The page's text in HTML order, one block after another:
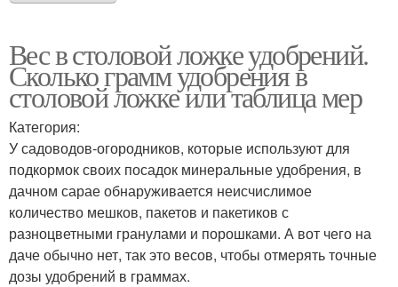
Вес в столовой ложке удобрений.
Сколько грамм удобрения в
столовой ложке или таблица мер
Категория:
У садоводов-огородников, которые используют для
подкормок своих посадок минеральные удобрения, в
дачном сарае обнаруживается неисчислимое
количество мешков, пакетов и пакетиков с
разноцветными гранулами и порошками. А вот чего на
даче обычно нет, так это весов, чтобы отмерять точные
дозы удобрений в граммах.